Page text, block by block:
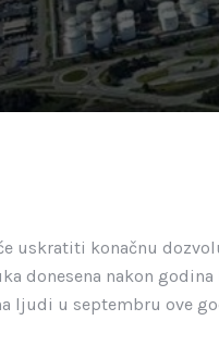
uskratiti konačnu
donesena nakon
ljudi u septembru ove